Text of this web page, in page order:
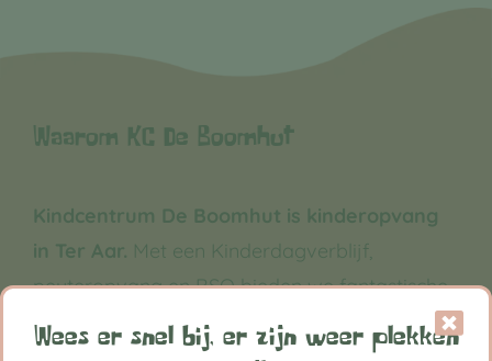
Waarom KC De Boomhut
Kindcentrum De Boomhut is kinderopvang
in Ter Aar. Met een Kinderdagverblijf,
peuteropvang en BSO bieden we fantastische
kinderopvang aan in Ter Aar. Iedereen groeit
grootst in De Boomhut
Wees er snel bij, er zijn weer plekken